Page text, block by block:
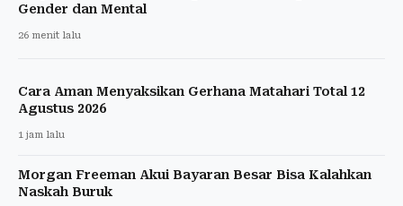
Gender dan Mental
26 menit lalu
Cara Aman Menyaksikan Gerhana Matahari Total 12
Agustus 2026
1 jam lalu
Morgan Freeman Akui Bayaran Besar Bisa Kalahkan
Naskah Buruk